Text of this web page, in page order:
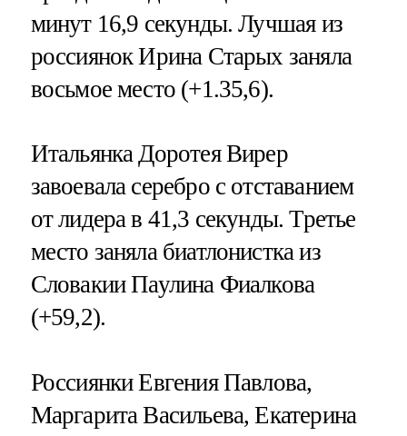
минут 16,9 секунды. Лучшая из
россиянок Ирина Старых заняла
восьмое место (+1.35,6).
Итальянка Доротея Вирер
завоевала серебро с отставанием
от лидера в 41,3 секунды. Третье
место заняла биатлонистка из
Словакии Паулина Фиалкова
(+59,2).
Россиянки Евгения Павлова,
Маргарита Васильева, Екатерина